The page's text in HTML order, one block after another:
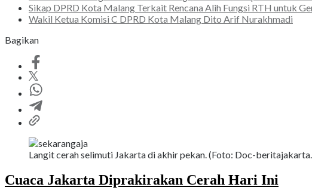
Sikap DPRD Kota Malang Terkait Rencana Alih Fungsi RTH untuk
Wakil Ketua Komisi C DPRD Kota Malang Dito Arif Nurakhmadi
Bagikan
Langit cerah selimuti Jakarta di akhir pekan. (Foto: Doc-
Cuaca Jakarta Diprakirakan Cerah Hari Ini